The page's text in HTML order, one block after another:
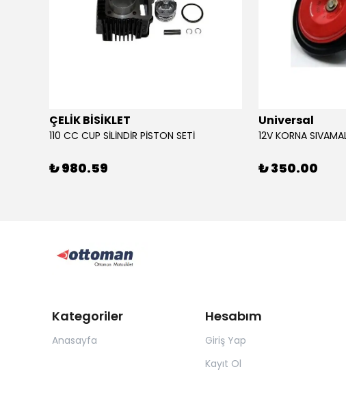
ÇELİK BİSİKLET
110 CC CUP SİLİNDİR PİSTON SETİ
₺ 980.59
Universal
₺ 350.00
Kategoriler
Anasayfa
Hesabım
Giriş Yap
Kayıt Ol